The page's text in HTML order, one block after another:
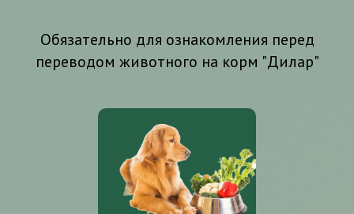
Обязательно для ознакомления перед
переводом животного на корм "Дилар"